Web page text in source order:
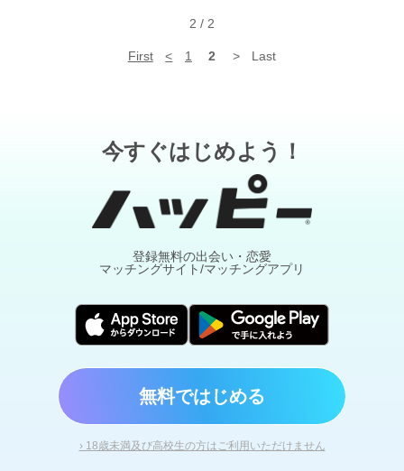
2 / 2
First < 1 2 > Last
今すぐはじめよう！
登録無料の出会い・恋愛
マッチングサイト/マッチングアプリ
無料ではじめる
› 18歳未満及び高校生の方はご利用いただけません